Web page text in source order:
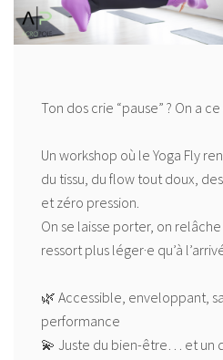
Ton dos crie “pause” ? On a
Un workshop où le Yoga Fly
du tissu, du flow tout doux,
et zéro pression.
On se laisse porter, on
ressort plus léger·e qu’à
🌿 Accessible, enveloppant,
performance
💫 Juste du bien-être… et un